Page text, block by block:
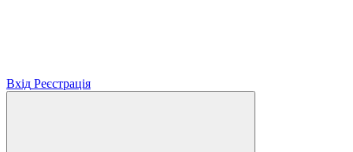
Вхід Реєстрація